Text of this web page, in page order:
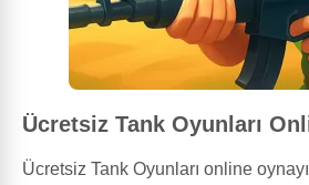
Ücretsiz Tank Oyunları
Ücretsiz Tank Oyunları online